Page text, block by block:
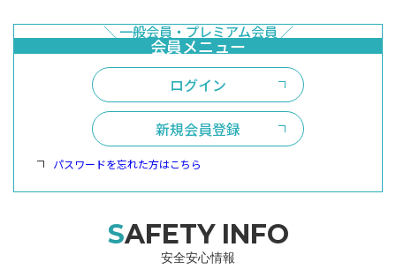
ログイン
新規会員登録
パスワードを忘れた方はこちら
SAFETY INFO
安全安心情報